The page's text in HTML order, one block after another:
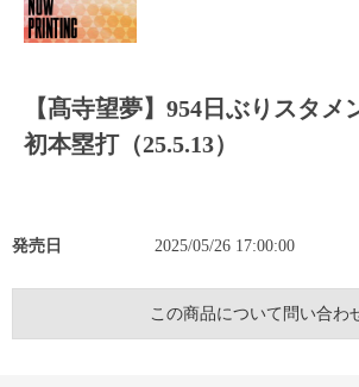
【髙寺望夢】954日ぶりスタメ
初本塁打（25.5.13）
発売日 2025/05/26 17:00:00
この商品について問い合わ